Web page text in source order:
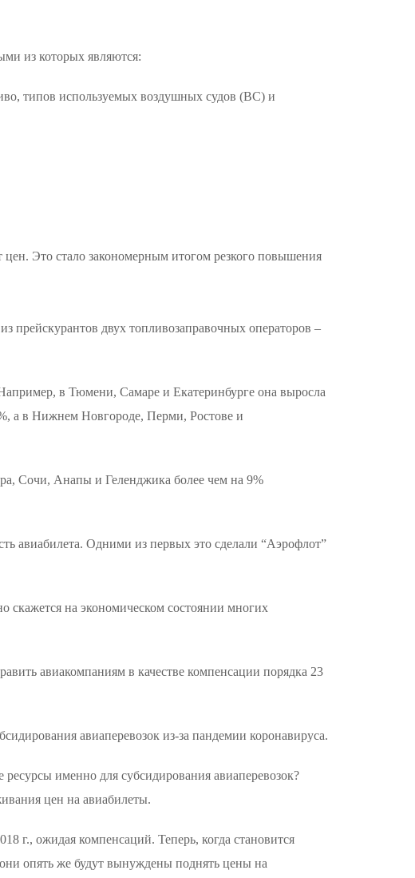
из которых являются:
типов используемых воздушных судов (ВС) и
Это стало закономерным итогом резкого повышения
прейскурантов двух топливозаправочных операторов –
в Тюмени, Самаре и Екатеринбурге она выросла
а в Нижнем Новгороде, Перми, Ростове и
Сочи, Анапы и Геленджика более чем на 9%
авиабилета. Одними из первых это сделали “Аэрофлот”
скажется на экономическом состоянии многих
авиакомпаниям в качестве компенсации порядка 23
авиаперевозок из-за пандемии коронавируса.
именно для субсидирования авиаперевозок?
цен на авиабилеты.
г., ожидая компенсаций. Теперь, когда становится
опять же будут вынуждены поднять цены на